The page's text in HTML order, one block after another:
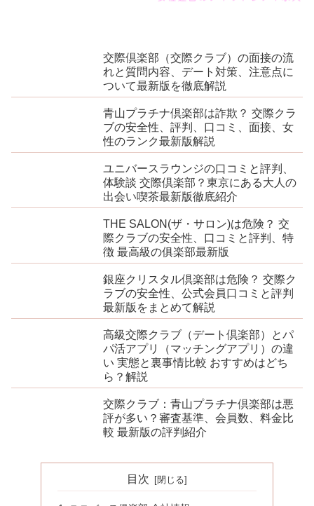
交際倶楽部（交際クラブ）の面接の流
れと質問内容、デート対策、注意点に
ついて最新版を徹底解説
青山プラチナ倶楽部は詐欺？ 交際クラ
ブの安全性、評判、口コミ、面接、女
性のランク最新版解説
ユニバースラウンジの口コミと評判、
体験談 交際倶楽部？東京にある大人の
出会い喫茶最新版徹底紹介
THE SALON(ザ・サロン)は危険？ 交
際クラブの安全性、口コミと評判、特
徴 最高級の俱楽部最新版
銀座クリスタル倶楽部は危険？ 交際ク
ラブの安全性、公式会員口コミと評判
最新版をまとめて解説
高級交際クラブ（デート倶楽部）とパ
パ活アプリ（マッチングアプリ）の違
い 実態と裏事情比較 おすすめはどち
ら？解説
交際クラブ：青山プラチナ倶楽部は悪
評が多い？審査基準、会員数、料金比
較 最新版の評判紹介
目次